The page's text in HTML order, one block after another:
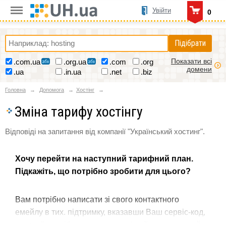
0
Увійти
Підібрати
.com.ua .org.ua .com
.org
.ua
.in.ua .net .biz
Показати всі
домени
Головна Допомога Хостінг
Зміна тарифу хостінгу
Відповіді на запитання від компанії "Український хостинг".
Хочу перейти на наступний тарифний план.
Підкажіть, що потрібно зробити для цього?
Вам потрібно написати зі свого контактного
емейлу в тих. підтримку, вказавши Ваш сервіс-код,